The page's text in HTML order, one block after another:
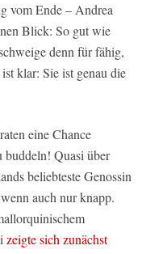
vom Ende – Andrea
Blick: So gut wie
denn für fähig,
klar: Sie ist genau die
eine Chance
buddeln! Quasi über
beliebteste Genossin
auch nur knapp.
zeigte sich zunächst